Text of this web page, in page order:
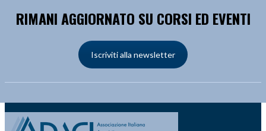
RIMANI AGGIORNATO SU CORSI ED EVENTI
Iscriviti alla newsletter